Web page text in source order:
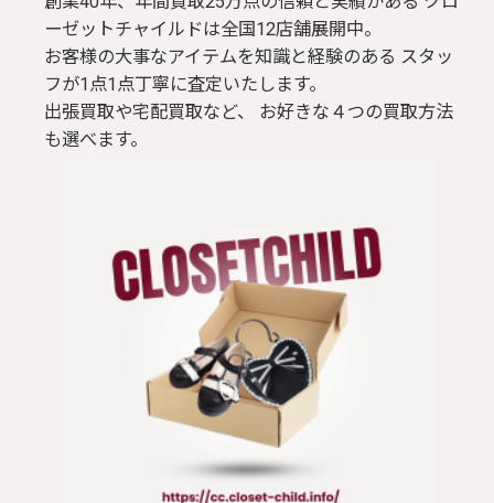
ーゼットチャイルドは全国12店舗展開中。
お客様の大事なアイテムを知識と経験のある スタッ
フが1点1点丁寧に査定いたします。
出張買取や宅配買取など、 お好きな４つの買取方法
も選べます。